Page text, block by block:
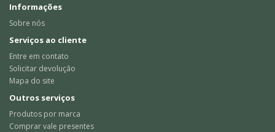
Informações
Sobre nós
Serviços ao cliente
Entre em contato
Solicitar devolução
Mapa do site
Outros serviços
Produtos por marca
Comprar vale presentes